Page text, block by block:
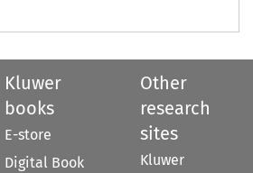
Kluwer
books
E-store
Digital Book
Other
research
sites
Kluwer